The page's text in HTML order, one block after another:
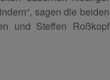
sagen die beiden
und Steffen Roßkopf